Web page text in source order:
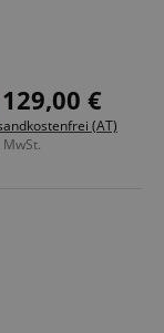
129,00 €
(AT)
MwSt.